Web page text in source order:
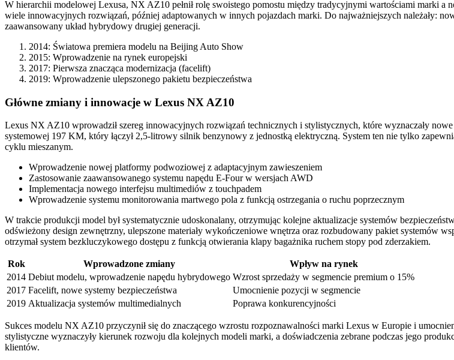
W hierarchii modelowej Lexusa, NX AZ10 pełnił rolę swoistego pomostu między tradycyjnymi wartościami marki
wiele innowacyjnych rozwiązań, później adaptowanych w innych pojazdach marki. Do najważniejszych należały:
zaawansowany układ hybrydowy drugiej generacji.
2014: Światowa premiera modelu na Beijing Auto Show
2015: Wprowadzenie na rynek europejski
2017: Pierwsza znacząca modernizacja (facelift)
2019: Wprowadzenie ulepszonego pakietu bezpieczeństwa
Główne zmiany i innowacje w Lexus NX AZ10
Lexus NX AZ10 wprowadził szereg innowacyjnych rozwiązań technicznych i stylistycznych, które wyznaczały
systemowej 197 KM, który łączył 2,5-litrowy silnik benzynowy z jednostką elektryczną. System ten nie tylko
cyklu mieszanym.
Wprowadzenie nowej platformy podwoziowej z adaptacyjnym zawieszeniem
Zastosowanie zaawansowanego systemu napędu E-Four w wersjach AWD
Implementacja nowego interfejsu multimediów z touchpadem
Wprowadzenie systemu monitorowania martwego pola z funkcją ostrzegania o ruchu poprzecznym
W trakcie produkcji model był systematycznie udoskonalany, otrzymując kolejne aktualizacje systemów
odświeżony design zewnętrzny, ulepszone materiały wykończeniowe wnętrza oraz rozbudowany pakiet systemów
otrzymał system bezkluczykowego dostępu z funkcją otwierania klapy bagażnika ruchem stopy pod zderzakiem.
Rok Wprowadzone zmiany
Wpływ na rynek
2014 Debiut modelu, wprowadzenie napędu hybrydowego Wzrost sprzedaży w segmencie premium o 15%
2017 Facelift, nowe systemy bezpieczeństwa
Umocnienie pozycji w segmencie
2019 Aktualizacja systemów multimedialnych Poprawa konkurencyjności
Sukces modelu NX AZ10 przyczynił się do znaczącego wzrostu rozpoznawalności marki Lexus w Europie i
stylistyczne wyznaczyły kierunek rozwoju dla kolejnych modeli marki, a doświadczenia zebrane podczas jego
klientów.